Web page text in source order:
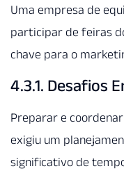
Uma empresa de
participar de feiras
chave para o
4.3.1. Desafios
Preparar e
exigiu um
significativo de